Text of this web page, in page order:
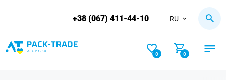
+38 (067) 411-44-10 RU
0 0